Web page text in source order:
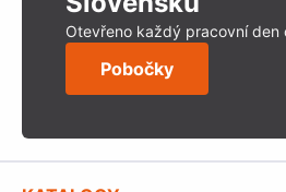
Otevřeno každý pracovní den
Pobočky